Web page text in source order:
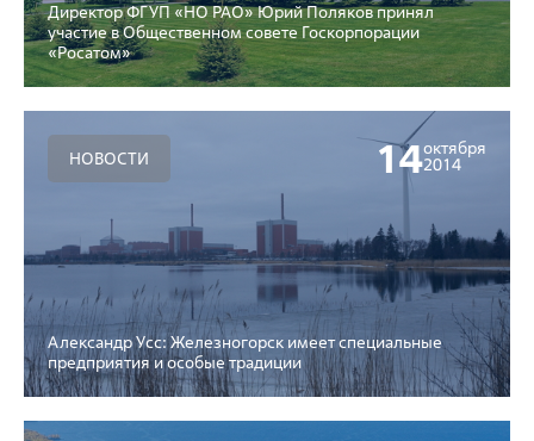
Директор ФГУП «НО РАО» Юрий Поляков принял
участие в Общественном совете Госкорпорации
«Росатом»
НОВОСТИ 14октября
2014
Александр Усс: Железногорск имеет специальные
предприятия и особые традиции